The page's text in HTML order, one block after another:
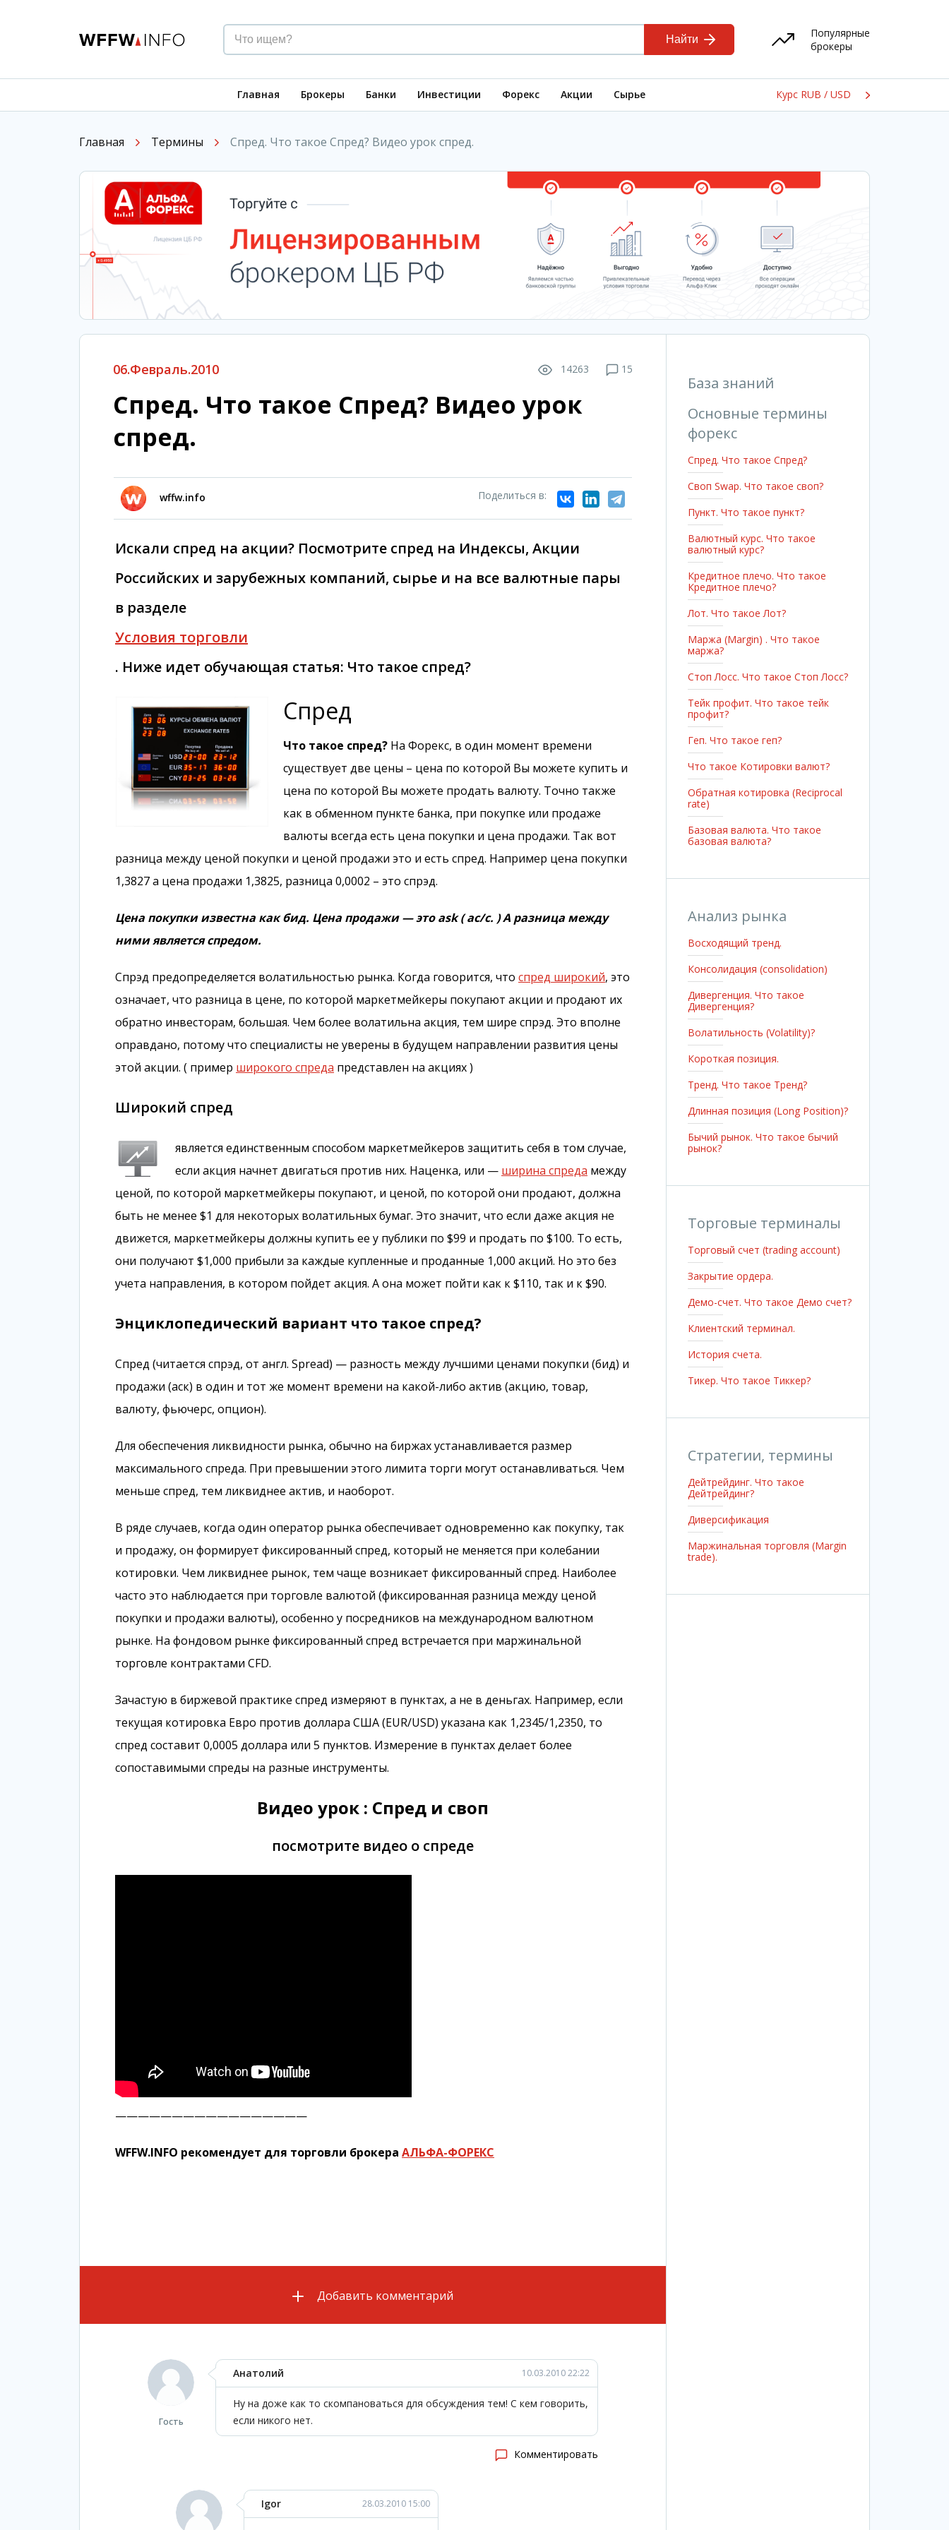
Популярные
брокеры
Главная Брокеры Банки Инвестиции Форекс Акции Сырье Курс RUB / USD
Главная Термины Спред. Что такое Спред? Видео урок спред.
06.Февраль.2010 14263 15
Спред. Что такое Спред? Видео урок
спред.
wffw.info Поделиться в:
Искали спред на акции? Посмотрите спред на Индексы, Акции
Российских и зарубежных компаний, сырье и на все валютные пары
в разделе
Условия торговли
. Ниже идет обучающая статья: Что такое спред?
Спред
Что такое спред? На Форекс, в один момент времени
существует две цены – цена по которой Вы можете купить и
цена по которой Вы можете продать валюту. Точно также
как в обменном пункте банка, при покупке или продаже
валюты всегда есть цена покупки и цена продажи. Так вот
разница между ценой покупки и ценой продажи это и есть спред. Например цена покупки
1,3827 а цена продажи 1,3825, разница 0,0002 – это спрэд.
Цена покупки известна как бид. Цена продажи — это ask ( ас/с. ) А разница между
ними является спредом.
Спрэд предопределяется волатильностью рынка. Когда говорится, что спред широкий, это
означает, что разница в цене, по которой маркетмейкеры покупают акции и продают их
обратно инвесторам, большая. Чем более волатильна акция, тем шире спрэд. Это вполне
оправдано, потому что специалисты не уверены в будущем направлении развития цены
этой акции. ( пример широкого спреда представлен на акциях )
Широкий спред
является единственным способом маркетмейкеров защитить себя в том случае,
если акция начнет двигаться против них. Наценка, или — ширина спреда между
ценой, по которой маркетмейкеры покупают, и ценой, по которой они продают, должна
быть не менее $1 для некоторых волатильных бумаг. Это значит, что если даже акция не
движется, маркетмейкеры должны купить ее у публики по $99 и продать по $100. То есть,
они получают $1,000 прибыли за каждые купленные и проданные 1,000 акций. Но это без
учета направления, в котором пойдет акция. А она может пойти как к $110, так и к $90.
Энциклопедический вариант что такое спред?
Спред (читается спрэд, от англ. Spread) — разность между лучшими ценами покупки (бид) и
продажи (аск) в один и тот же момент времени на какой-либо актив (акцию, товар,
валюту, фьючерс, опцион).
Для обеспечения ликвидности рынка, обычно на биржах устанавливается размер
максимального спреда. При превышении этого лимита торги могут останавливаться. Чем
меньше спред, тем ликвиднее актив, и наоборот.
В ряде случаев, когда один оператор рынка обеспечивает одновременно как покупку, так
и продажу, он формирует фиксированный спред, который не меняется при колебании
котировки. Чем ликвиднее рынок, тем чаще возникает фиксированный спред. Наиболее
часто это наблюдается при торговле валютой (фиксированная разница между ценой
покупки и продажи валюты), особенно у посредников на международном валютном
рынке. На фондовом рынке фиксированный спред встречается при маржинальной
торговле контрактами CFD.
Зачастую в биржевой практике спред измеряют в пунктах, а не в деньгах. Например, если
текущая котировка Евро против доллара США (EUR/USD) указана как 1,2345/1,2350, то
спред составит 0,0005 доллара или 5 пунктов. Измерение в пунктах делает более
сопоставимыми спреды на разные инструменты.
Видео урок : Спред и своп
посмотрите видео о спреде
—————————————————
WFFW.INFO рекомендует для торговли брокера АЛЬФА-ФОРЕКС
Добавить комментарий
Гость
Анатолий 10.03.2010 22:22
Ну на доже как то скомпановаться для обсуждения тем! С кем говорить,
если никого нет.
Комментировать
Igor 28.03.2010 15:00
База знаний
Основные термины
форекс
Спред. Что такое Спред?
Cвоп Swap. Что такое своп?
Пункт. Что такое пункт?
Валютный курс. Что такое
валютный курс?
Кредитное плечо. Что такое
Кредитное плечо?
Лот. Что такое Лот?
Маржа (Margin) . Что такое
маржа?
Стоп Лосс. Что такое Стоп Лосс?
Тейк профит. Что такое тейк
профит?
Геп. Что такое геп?
Что такое Котировки валют?
Обратная котировка (Reciprocal
rate)
Базовая валюта. Что такое
базовая валюта?
Анализ рынка
Восходящий тренд.
Консолидация (consolidation)
Дивергенция. Что такое
Дивергенция?
Волатильность (Vоlаtilitу)?
Короткая позиция.
Тренд. Что такое Тренд?
Длинная позиция (Lоng Роsitiоn)?
Бычий рынок. Что такое бычий
рынок?
Торговые терминалы
Торговый счет (trading account)
Закрытие ордера.
Демо-счет. Что такое Демо счет?
Клиентский терминал.
История счета.
Тикер. Что такое Тиккер?
Стратегии, термины
Дейтрейдинг. Что такое
Дейтрейдинг?
Диверсификация
Маржинальная торговля (Margin
trade).